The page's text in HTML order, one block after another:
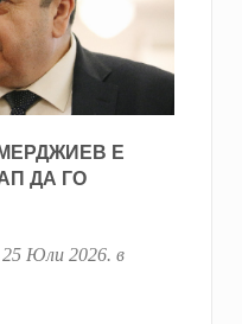
Е
ДА ГО
Юли 2026. в